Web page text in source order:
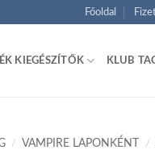
Főoldal
KIEGÉSZÍTŐK KLUB
/ VAMPIRE LAPONKÉNT /